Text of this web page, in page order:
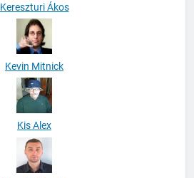
Kereszturi Ákos
Kevin Mitnick
Kis Alex